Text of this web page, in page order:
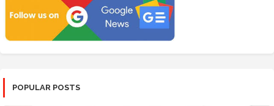
POPULAR POSTS